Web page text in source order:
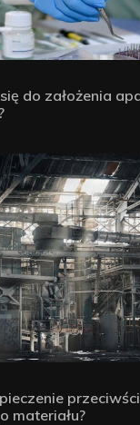
do założenia
materiału?